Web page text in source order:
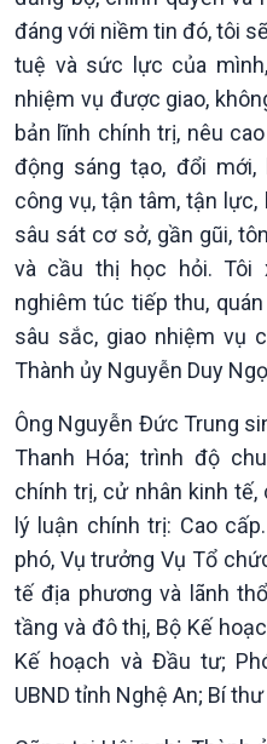
Văn hoá & Du lịch
Tin Văn hoá & Du lịch
Chát với người nổi tiếng
Câu chuyện Thể thao
đáng với niềm tin đó, tôi
tuệ và sức lực của
nhiệm vụ được giao,
bản lĩnh chính trị, nêu
động sáng tạo, đổi
công vụ, tận tâm, tận
sâu sát cơ sở, gần gũi,
và cầu thị học hỏi. Tôi
nghiêm túc tiếp thu,
sâu sắc, giao nhiệm vụ
Thành ủy Nguyễn Duy
Ông Nguyễn Đức Trung
Thanh Hóa; trình độ
chính trị, cử nhân kinh
lý luận chính trị: Cao
phó, Vụ trưởng Vụ Tổ
tế địa phương và lãnh
tầng và đô thị, Bộ Kế
Kế hoạch và Đầu tư;
UBND tỉnh Nghệ An; Bí